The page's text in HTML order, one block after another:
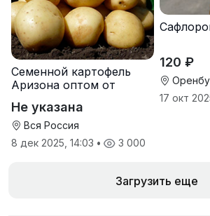
Семенной картофель
Аризона оптом от
Не указана
Вся Россия
8 дек 2025, 14:03 • 3 000
120 ₽
17 окт
Загрузить еще